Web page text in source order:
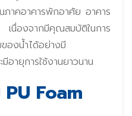
ภาคอาคารพักอาศัย อาคาร
องจากมีคุณสมบัติในการ
องน้ำได้อย่างมี
อายุการใช้งานยาวนาน
Foam